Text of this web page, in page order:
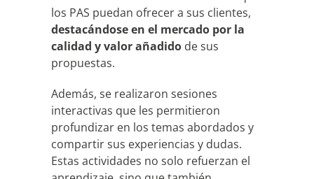
los PAS puedan ofrecer a sus clientes,
destacándose en el mercado por la
calidad y valor añadidode sus
propuestas.
Además, se realizaron sesiones
interactivas que les permitieron
profundizar en los temas abordados y
compartir sus experiencias y dudas.
Estas actividades no solo refuerzan el